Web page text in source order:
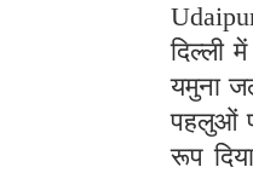
दिल्ली
यमुना
पहलुओं
रूप